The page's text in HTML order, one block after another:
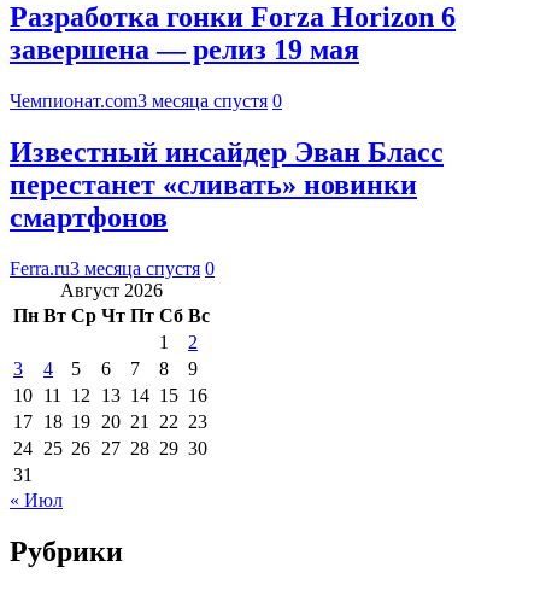
Разработка гонки Forza Horizon 6
завершена — релиз 19 мая
Чемпионат.com3 месяца спустя 0
Известный инсайдер Эван Бласс
перестанет «сливать» новинки
смартфонов
Ferra.ru3 месяца спустя 0
Август 2026
Пн Вт Ср Чт Пт Сб Вс
1
2
3
4 5 6 7 8
9
10 11 12 13 14 15 16
17 18 19 20 21 22 23
24 25 26 27 28 29 30
31
« Июл
Рубрики